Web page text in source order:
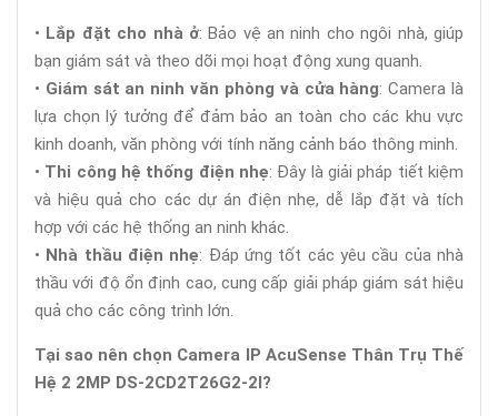
• Lắp đặt cho nhà ở: Bảo vệ an ninh cho ngôi nhà, giúp
bạn giám sát và theo dõi mọi hoạt động xung quanh.
• Giám sát an ninh văn phòng và cửa hàng: Camera là
lựa chọn lý tưởng để đảm bảo an toàn cho các khu vực
kinh doanh, văn phòng với tính năng cảnh báo thông minh.
• Thi công hệ thống điện nhẹ: Đây là giải pháp tiết kiệm
và hiệu quả cho các dự án điện nhẹ, dễ lắp đặt và tích
hợp với các hệ thống an ninh khác.
• Nhà thầu điện nhẹ: Đáp ứng tốt các yêu cầu của nhà
thầu với độ ổn định cao, cung cấp giải pháp giám sát hiệu
quả cho các công trình lớn.
Tại sao nên chọn Camera IP AcuSense Thân Trụ Thế
Hệ 2 2MP DS-2CD2T26G2-2I?